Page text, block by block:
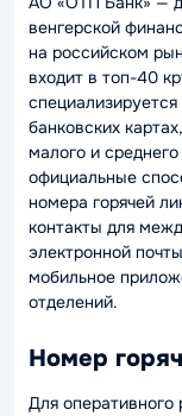
венгерской
на российском
входит в топ-40
банковских
малого и
официальные
номера горячей
контакты для
электронной
мобильное
отделений.
Номер
Для